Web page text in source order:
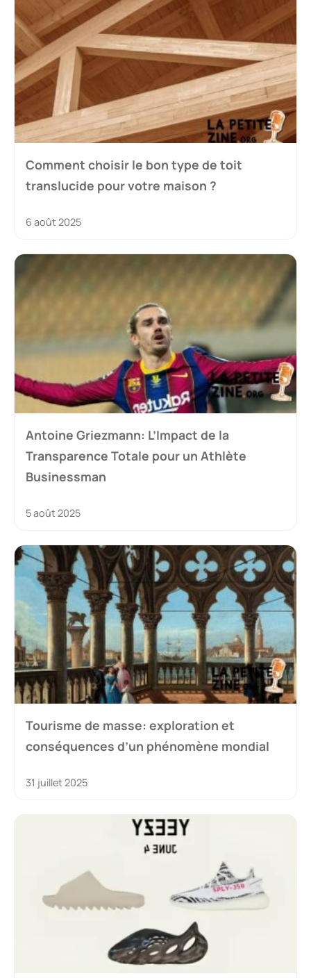
Comment choisir le bon type de toit
translucide pour votre maison ?
6 août 2025
Antoine Griezmann: L’Impact de la
Transparence Totale pour un Athlète
Businessman
5 août 2025
Tourisme de masse: exploration et
conséquences d’un phénomène mondial
31 juillet 2025